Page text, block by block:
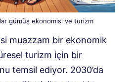
gümüş ekonomisi ve turizm
muazzam bir ekonomik
turizm için bir
temsil ediyor. 2030’da